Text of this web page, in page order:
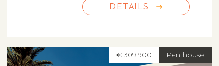
DETAILS
Penthouse
€ 309.900